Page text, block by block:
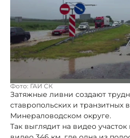
Фото: ГАИ СК
Затяжные ливни создают
ставропольских и транзитных
Минераловодском округе.
Так выглядит на видео